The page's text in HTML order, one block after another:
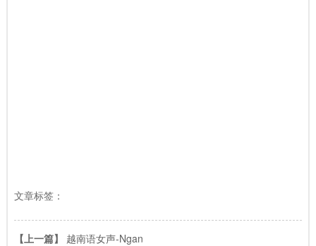
文章标签：
【上一篇】
越南语女声-Ngan